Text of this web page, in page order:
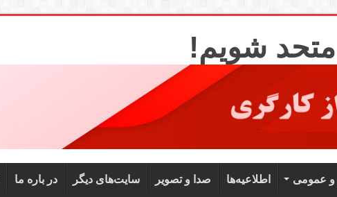
شویم!
و عمومی اطلاعیه‌ها صدا و تصویر سایت‌های دیگر در باره ما